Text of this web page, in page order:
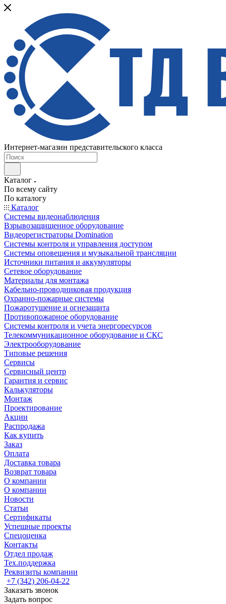
Интернет-магазин представительского класса
Каталог
По всему сайту
По каталогу
Каталог
Системы видеонаблюдения
Взрывозащищенное оборудование
Видеорегистраторы Domination
Системы контроля и управления доступом
Системы оповещения и музыкальной трансляции
Источники питания и аккумуляторы
Сетевое оборудование
Материалы для монтажа
Кабельно-проводниковая продукция
Охранно-пожарные системы
Пожаротушение и огнезащита
Противопожарное оборудование
Системы контроля и учета энергоресурсов
Телекоммуникационное оборудование и СКС
Электрооборудование
Типовые решения
Сервисы
Сервисный центр
Гарантия и сервис
Калькуляторы
Монтаж
Проектирование
Акции
Распродажа
Как купить
Заказ
Оплата
Доставка товара
Возврат товара
О компании
О компании
Новости
Статьи
Сертификаты
Успешные проекты
Спецоценка
Контакты
Отдел продаж
Тех.поддержка
Реквизиты компании
+7 (342) 206-04-22
Заказать звонок
Задать вопрос